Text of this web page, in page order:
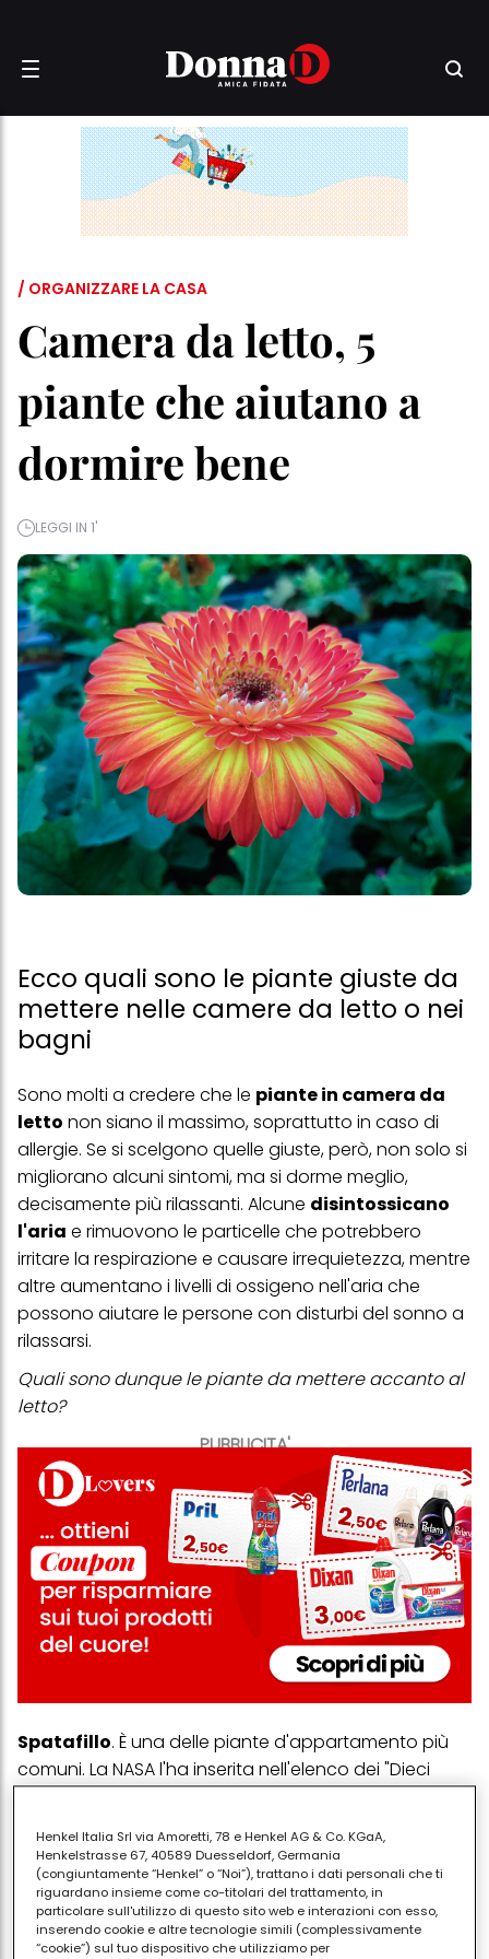
/ ORGANIZZARE LA CASA
Camera da letto, 5
piante che aiutano a
dormire bene
LEGGI IN 1'
Ecco quali sono le piante giuste da
mettere nelle camere da letto o nei
bagni
PUBBLICITA'
Sono molti a credere che le piante in camera da
letto non siano il massimo, soprattutto in caso di
allergie. Se si scelgono quelle giuste, però, non solo si
migliorano alcuni sintomi, ma si dorme meglio,
decisamente più rilassanti. Alcune disintossicano
l'aria e rimuovono le particelle che potrebbero
irritare la respirazione e causare irrequietezza, mentre
altre aumentano i livelli di ossigeno nell'aria che
possono aiutare le persone con disturbi del sonno a
rilassarsi.
Quali sono dunque le piante da mettere accanto al
letto?
Spatafillo. È una delle piante d'appartamento più
comuni. La NASA l'ha inserita nell'elenco dei "Dieci
Edera comune. Se la camera è umida e c'è della
muffa, questo rampicante può ridurre
sostanzialmente la quantità di muffa nell'aria della
vostra casa, secondo una ricerca presentata
Henkel Italia Srl via Amoretti, 78 e Henkel AG & Co. KGaA,
Henkelstrasse 67, 40589 Duesseldorf, Germania
(congiuntamente “Henkel” o “Noi”), trattano i dati personali che ti
riguardano insieme come co-titolari del trattamento, in
particolare sull'utilizzo di questo sito web e interazioni con esso,
inserendo cookie e altre tecnologie simili (complessivamente
“cookie”) sul tuo dispositivo che utilizziamo per